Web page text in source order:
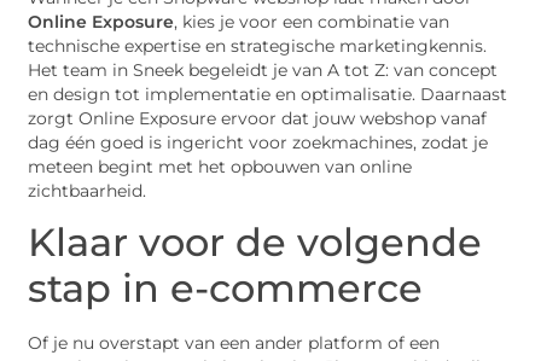
Online Exposure, kies je voor een combinatie van
technische expertise en strategische marketingkennis.
Het team in Sneek begeleidt je van A tot Z: van concept
en design tot implementatie en optimalisatie. Daarnaast
zorgt Online Exposure ervoor dat jouw webshop vanaf
dag één goed is ingericht voor zoekmachines, zodat je
meteen begint met het opbouwen van online
zichtbaarheid.
Klaar voor de volgende
stap in e-commerce
Of je nu overstapt van een ander platform of een